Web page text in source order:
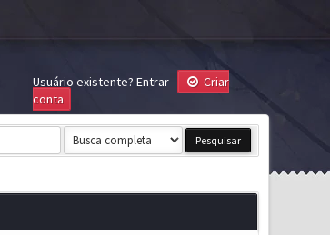
Usuário existente? Entrar
Criar
conta